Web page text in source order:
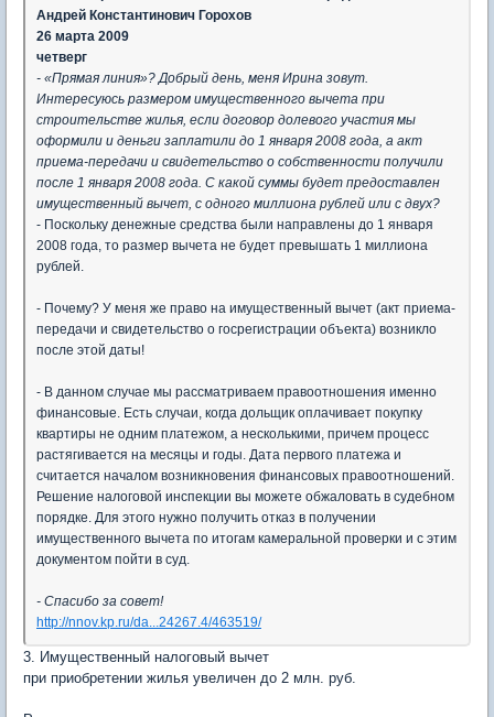
Андрей Константинович Горохов
26 марта 2009
четверг
- «Прямая линия»? Добрый день, меня Ирина зовут.
Интересуюсь размером имущественного вычета при
строительстве жилья, если договор долевого участия мы
оформили и деньги заплатили до 1 января 2008 года, а акт
приема-передачи и свидетельство о собственности получили
после 1 января 2008 года. С какой суммы будет предоставлен
имущественный вычет, с одного миллиона рублей или с двух?
- Поскольку денежные средства были направлены до 1 января
2008 года, то размер вычета не будет превышать 1 миллиона
рублей.
- Почему? У меня же право на имущественный вычет (акт приема-
передачи и свидетельство о госрегистрации объекта) возникло
после этой даты!
- В данном случае мы рассматриваем правоотношения именно
финансовые. Есть случаи, когда дольщик оплачивает покупку
квартиры не одним платежом, а несколькими, причем процесс
растягивается на месяцы и годы. Дата первого платежа и
считается началом возникновения финансовых правоотношений.
Решение налоговой инспекции вы можете обжаловать в судебном
порядке. Для этого нужно получить отказ в получении
имущественного вычета по итогам камеральной проверки и с этим
документом пойти в суд.
- Спасибо за совет!
http://nnov.kp.ru/da...24267.4/463519/
3. Имущественный налоговый вычет
при приобретении жилья увеличен до 2 млн. руб.